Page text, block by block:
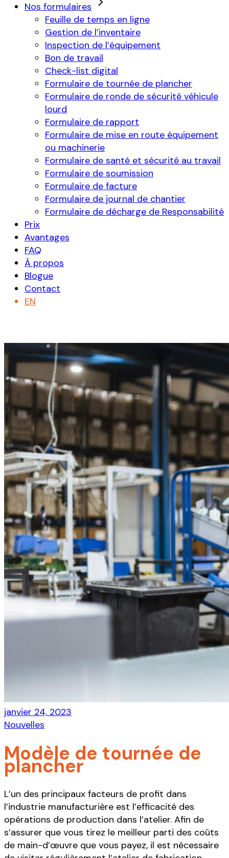
Nos formulaires
Feuille de temps en ligne
Gestion de l’inventaire
Inspection de l’équipement
Bon de travail
Check-list digital
Formulaire de tournée de plancher
Formulaire de ronde de sécurité véhicule
lourd
Formulaire de rapport
Formulaire de mise en route équipement
ou machinerie
Formulaire de santé et sécurité au travail
Formulaire de soumission
Formulaire de facture
Formulaire de journal de chantier
Formulaire de décharge de Responsabilité
Prix
Avantages
FAQ
À propos
Blogue
Contact
EN
janvier 24, 2023
Nouvelles
Modèle de tournée de
plancher
L’un des principaux facteurs de profit dans
l’industrie manufacturière est l’efficacité des
opérations de production dans l’atelier. Afin de
s’assurer que vous tirez le meilleur parti des coûts
de main-d’œuvre que vous payez, il est nécessaire